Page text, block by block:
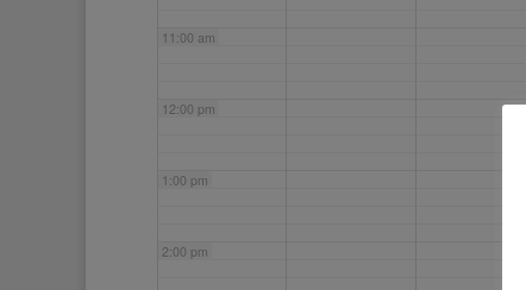
11:00 am
12:00 pm
1:00 pm
2:00 pm